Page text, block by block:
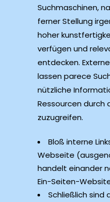
Suchmaschinen,
ferner Stellung
hoher
verfügen und
entdecken.
lassen parece
nützliche
Ressourcen durch
zuzugreifen.
Bloß interne
Webseite
handelt einander
Ein-Seiten-
Schließlich sind